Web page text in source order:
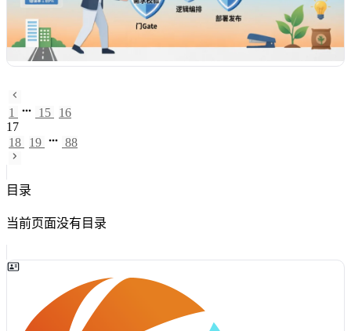
1 15
16
17
18
19 88
目录
当前页面没有目录